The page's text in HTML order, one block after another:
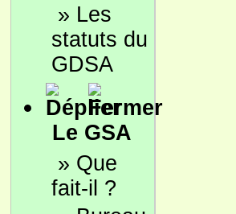
» Les
statuts du
GDSA
Le GSA
» Que
fait-il ?